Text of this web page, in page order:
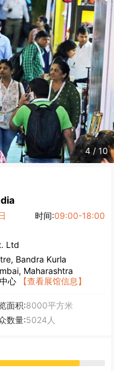
4 / 10
时间:09:00-18:00
Ltd
Bandra Kurla
Maharashtra
心
【查看展馆信息】
面积:8000平方米
数量:5024人